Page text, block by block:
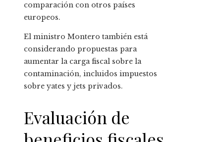
comparación con otros países
europeos.
El ministro Montero también está
considerando propuestas para
aumentar la carga fiscal sobre la
contaminación, incluidos impuestos
sobre yates y jets privados.
Evaluación de